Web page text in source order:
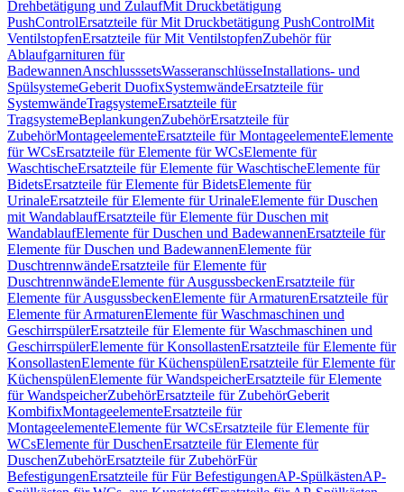
Drehbetätigung und ZulaufMit Druckbetätigung
PushControlErsatzteile für Mit Druckbetätigung PushControlMit
VentilstopfenErsatzteile für Mit VentilstopfenZubehör für
Ablaufgarnituren für
BadewannenAnschlusssetsWasseranschlüsseInstallations- und
SpülsystemeGeberit DuofixSystemwändeErsatzteile für
SystemwändeTragsystemeErsatzteile für
TragsystemeBeplankungenZubehörErsatzteile für
ZubehörMontageelementeErsatzteile für MontageelementeElemente
für WCsErsatzteile für Elemente für WCsElemente für
WaschtischeErsatzteile für Elemente für WaschtischeElemente für
BidetsErsatzteile für Elemente für BidetsElemente für
UrinaleErsatzteile für Elemente für UrinaleElemente für Duschen
mit WandablaufErsatzteile für Elemente für Duschen mit
WandablaufElemente für Duschen und BadewannenErsatzteile für
Elemente für Duschen und BadewannenElemente für
DuschtrennwändeErsatzteile für Elemente für
DuschtrennwändeElemente für AusgussbeckenErsatzteile für
Elemente für AusgussbeckenElemente für ArmaturenErsatzteile für
Elemente für ArmaturenElemente für Waschmaschinen und
GeschirrspülerErsatzteile für Elemente für Waschmaschinen und
GeschirrspülerElemente für KonsollastenErsatzteile für Elemente für
KonsollastenElemente für KüchenspülenErsatzteile für Elemente für
KüchenspülenElemente für WandspeicherErsatzteile für Elemente
für WandspeicherZubehörErsatzteile für ZubehörGeberit
KombifixMontageelementeErsatzteile für
MontageelementeElemente für WCsErsatzteile für Elemente für
WCsElemente für DuschenErsatzteile für Elemente für
DuschenZubehörErsatzteile für ZubehörFür
BefestigungenErsatzteile für Für BefestigungenAP-SpülkästenAP-